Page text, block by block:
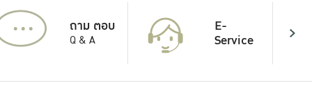
... ถาม ตอบ
Q & A
E-
Service